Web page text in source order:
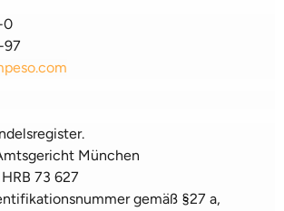
0
97
München
73 627
gemäß §27 a,